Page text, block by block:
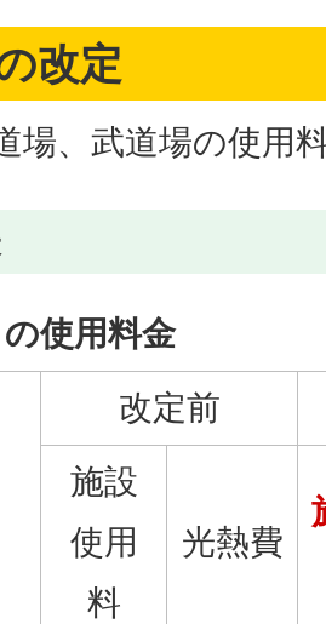
改定
場、武道場の使用
使用料金
改定前
施設
使用
料
光熱費